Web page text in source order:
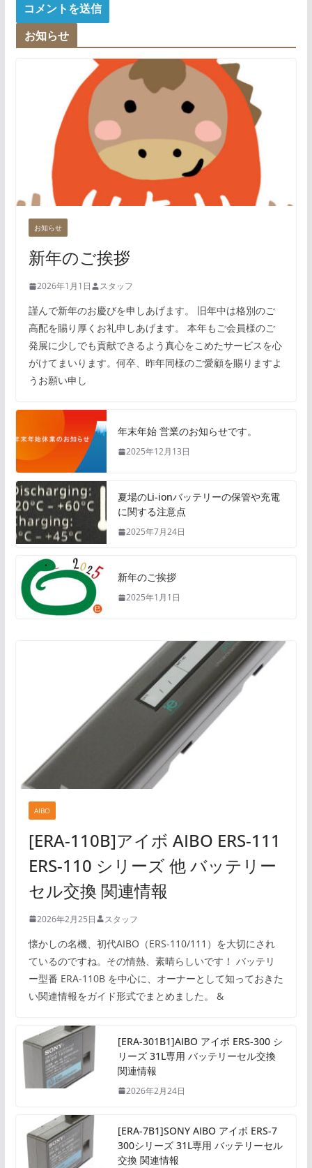
お知らせ
お知らせ
新年のご挨拶
2026年1月1日 スタッフ
謹んで新年のお慶びを申しあげます。 旧年中は格別のご
高配を賜り厚くお礼申しあげます。 本年もご会員様のご
発展に少しでも貢献できるよう真心をこめたサービスを心
がけてまいります。何卒、昨年同様のご愛顧を賜りますよ
うお願い申し
年末年始 営業のお知らせです。
2025年12月13日
夏場のLi-ionバッテリーの保管や充電
に関する注意点
2025年7月24日
新年のご挨拶
2025年1月1日
AIBO
[ERA-110B]アイボ AIBO ERS-111
ERS-110 シリーズ 他 バッテリー
セル交換 関連情報
2026年2月25日 スタッフ
懐かしの名機、初代AIBO（ERS-110/111）を大切にされ
ているのですね。その情熱、素晴らしいです！ バッテリ
ー型番 ERA-110B を中心に、オーナーとして知っておきた
い関連情報をガイド形式でまとめました。 &
[ERA-301B1]AIBO アイボ ERS-300 シ
リーズ 31L専用 バッテリーセル交換
関連情報
2026年2月24日
[ERA-7B1]SONY AIBO アイボ ERS-7
300シリーズ 31L専用 バッテリーセル
交換 関連情報